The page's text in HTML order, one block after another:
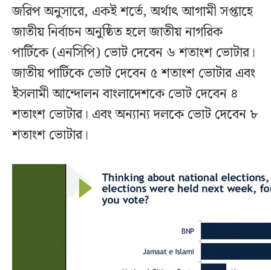
জরিপ অনুসারে, একই শর্তে, অর্থাৎ আগামী সপ্তাহে
জাতীয় নির্বাচন অনুষ্ঠিত হলে জাতীয় নাগরিক
পার্টিকে (এনসিপি) ভোট দেবেন ৬ শতাংশ ভোটার।
জাতীয় পার্টিকে ভোট দেবেন ৫ শতাংশ ভোটার এবং
ইসলামী আন্দোলন বাংলাদেশকে ভোট দেবেন ৪
শতাংশ ভোটার। এবং অন্যান্য দলকে ভোট দেবেন ৮
শতাংশ ভোটার।